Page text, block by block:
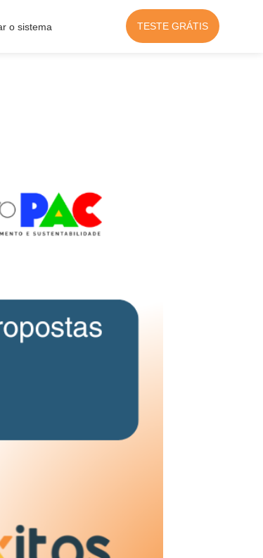
o sistema TESTE GRÁTIS